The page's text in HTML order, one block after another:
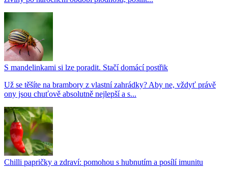
S mandelinkami si lze poradit. Stačí domácí postřik
Už se těšíte na brambory z vlastní zahrádky? Aby ne, vždyť právě
ony jsou chuťově absolutně nejlepší a s...
Chilli papričky a zdraví: pomohou s hubnutím a posílí imunitu